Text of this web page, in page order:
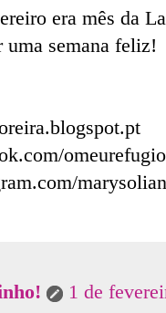
era mês da
uma semana feliz!
1 de